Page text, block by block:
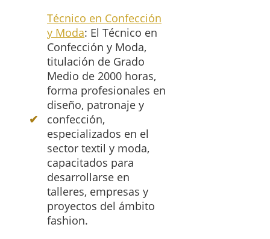
Técnico en Confección
y Moda: El Técnico en
Confección y Moda,
titulación de Grado
Medio de 2000 horas,
forma profesionales en
diseño, patronaje y
confección,
especializados en el
sector textil y moda,
capacitados para
desarrollarse en
talleres, empresas y
proyectos del ámbito
fashion.